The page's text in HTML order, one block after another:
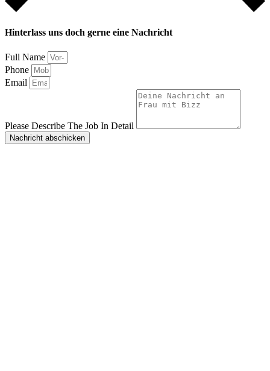
Hinterlass uns doch gerne eine Nachricht
Full Name
Phone
Email
Please Describe The Job In Detail
Nachricht abschicken